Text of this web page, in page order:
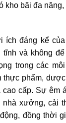
kho bãi đa
ích đáng kể
tĩnh và không
trong các
thực phẩm,
cao cấp. Sự êm
nhà xưởng, cải
đồng thời